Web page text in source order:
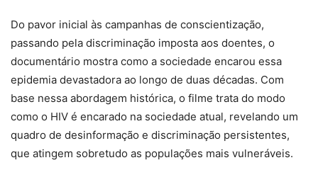
Do pavor inicial às campanhas de conscientização,
passando pela discriminação imposta aos doentes, o
documentário mostra como a sociedade encarou essa
epidemia devastadora ao longo de duas décadas. Com
base nessa abordagem histórica, o filme trata do modo
como o HIV é encarado na sociedade atual, revelando um
quadro de desinformação e discriminação persistentes,
que atingem sobretudo as populações mais vulneráveis.